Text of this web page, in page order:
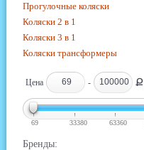
Прогулочные коляски
Коляски 2 в 1
Коляски 3 в 1
Коляски трансформеры
Цена - Ք
69 33380 63360
Бренды: